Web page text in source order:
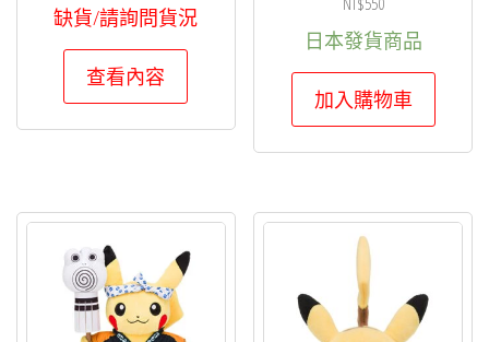
缺貨/請詢問貨況
查看內容
日本發貨商品
加入購物車